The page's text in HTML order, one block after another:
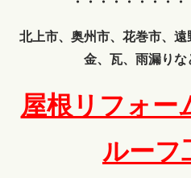
北上市、奥州市、花巻市、
金、瓦、雨漏りな
屋根リフォー
ルーフ